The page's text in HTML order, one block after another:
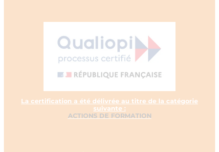
La certification a été délivrée au titre de la catégorie
suivante :
ACTIONS DE FORMATION